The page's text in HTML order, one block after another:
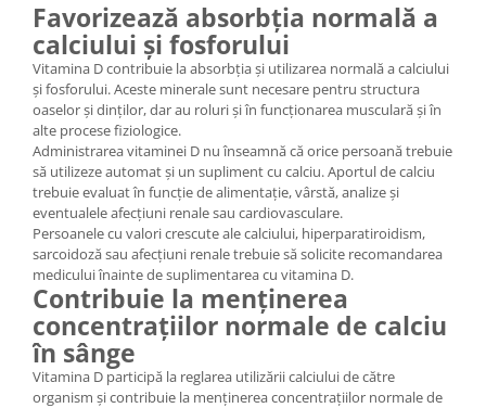
Favorizează absorbția normală a
calciului și fosforului
Vitamina D contribuie la absorbția și utilizarea normală a calciului
și fosforului. Aceste minerale sunt necesare pentru structura
oaselor și dinților, dar au roluri și în funcționarea musculară și în
alte procese fiziologice.
Administrarea vitaminei D nu înseamnă că orice persoană trebuie
să utilizeze automat și un supliment cu calciu. Aportul de calciu
trebuie evaluat în funcție de alimentație, vârstă, analize și
eventualele afecțiuni renale sau cardiovasculare.
Persoanele cu valori crescute ale calciului, hiperparatiroidism,
sarcoidoză sau afecțiuni renale trebuie să solicite recomandarea
medicului înainte de suplimentarea cu vitamina D.
Contribuie la menținerea
concentrațiilor normale de calciu
în sânge
Vitamina D participă la reglarea utilizării calciului de către
organism și contribuie la menținerea concentrațiilor normale de